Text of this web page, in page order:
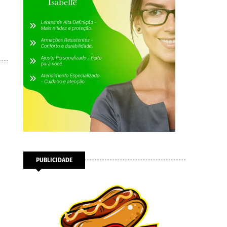
PUBLICIDADE